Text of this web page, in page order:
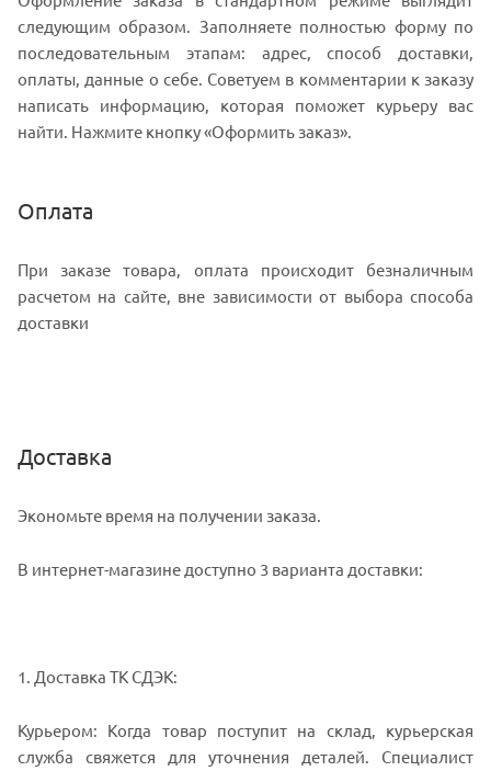
следующим образом. Заполняете полностью форму по
последовательным этапам: адрес, способ доставки,
оплаты, данные о себе. Советуем в комментарии к заказу
написать информацию, которая поможет курьеру вас
найти. Нажмите кнопку «Оформить заказ».
Оплата
При заказе товара, оплата происходит безналичным
расчетом на сайте, вне зависимости от выбора способа
доставки
Доставка
Экономьте время на получении заказа.
В интернет-магазине доступно 3 варианта доставки:
1. Доставка ТК СДЭК:
Курьером: Когда товар поступит на склад, курьерская
служба свяжется для уточнения деталей. Специалист